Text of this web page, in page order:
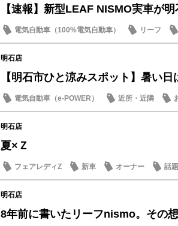
【速報】新型LEAF NISMO実車が
電気自動車（100%電気自動車） リーフ
明石店
【明石市ひと涼みスポット】暑い
電気自動車（e-POWER） 近所・近隣
SDGs
明石店
夏×Ｚ
フェアレディZ 新車 オーナー 話
明石店
8年前に書いたリーフnismo。その